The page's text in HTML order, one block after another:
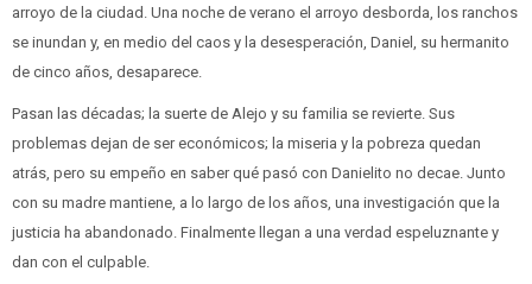
arroyo de la ciudad. Una noche de verano el arroyo desborda, los ranchos
se inundan y, en medio del caos y la desesperación, Daniel, su hermanito
de cinco años, desaparece.
Pasan las décadas; la suerte de Alejo y su familia se revierte. Sus
problemas dejan de ser económicos; la miseria y la pobreza quedan
atrás, pero su empeño en saber qué pasó con Danielito no decae. Junto
con su madre mantiene, a lo largo de los años, una investigación que la
justicia ha abandonado. Finalmente llegan a una verdad espeluznante y
dan con el culpable.